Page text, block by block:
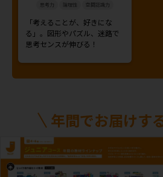
思考力 論理性 空間認識力
「考えることが、好きにな
る」。図形やパズル、迷路で
思考センスが伸びる！
年間でお届けす